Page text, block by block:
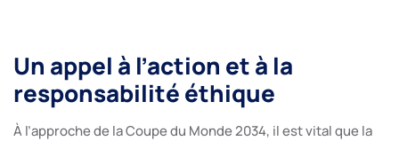
Un appel à l’action et à la
responsabilité éthique
À l’approche de la Coupe du Monde 2034, il est vital que la